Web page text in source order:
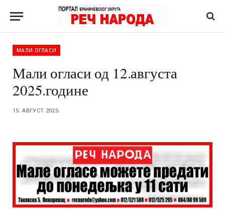
МАЛИ ОГЛАСИ
Мали огласи од 12.августа
2025.године
15. АВГУСТ 2025.